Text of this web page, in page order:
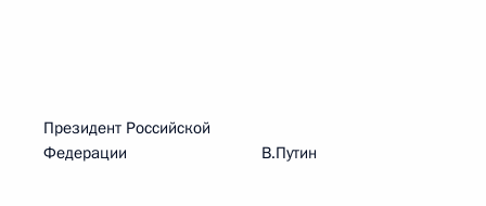
Президент Российской
Федерации В.Путин